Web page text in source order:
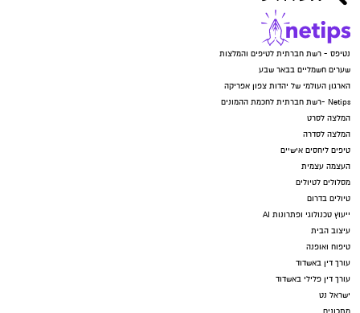
נטיפס - רשת חברתית לטיפים והמלצות
שערים חשמליים בבאר שבע
הארגון העולמי של יהדות צפון אפריקה
Netips -רשת חברתית לחכמת ההמונים
המלצה לסרט
המלצה לסדרה
טיפים ליחסים אישיים
העצמה עצמית
מסלולים לטיולים
טיולים בדרום
ייעוץ טכנולוגי ופתרונות AI
עיצוב הבית
טיפוח ואופנה
עורך דין באשדוד
עורך דין פלילי באשדוד
ישראל נט